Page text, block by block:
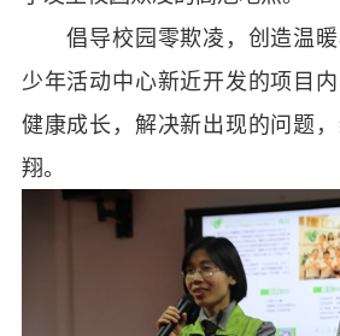
倡导校园零欺凌，创造温暖
少年活动中心新近开发的项目
健康成长，解决新出现的问题
翔。